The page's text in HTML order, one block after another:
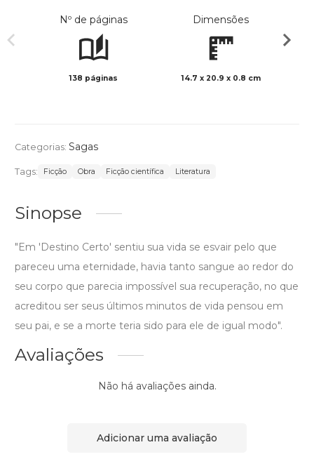
Nº de páginas
138 páginas
Dimensões
14.7 x 20.9 x 0.8 cm
Categorias: Sagas
Tags: Ficção Obra Ficção científica Literatura
Sinopse
"Em 'Destino Certo' sentiu sua vida se esvair pelo que
pareceu uma eternidade, havia tanto sangue ao redor do
seu corpo que parecia impossível sua recuperação, no que
acreditou ser seus últimos minutos de vida pensou em
seu pai, e se a morte teria sido para ele de igual modo".
Avaliações
Não há avaliações ainda.
Adicionar uma avaliação